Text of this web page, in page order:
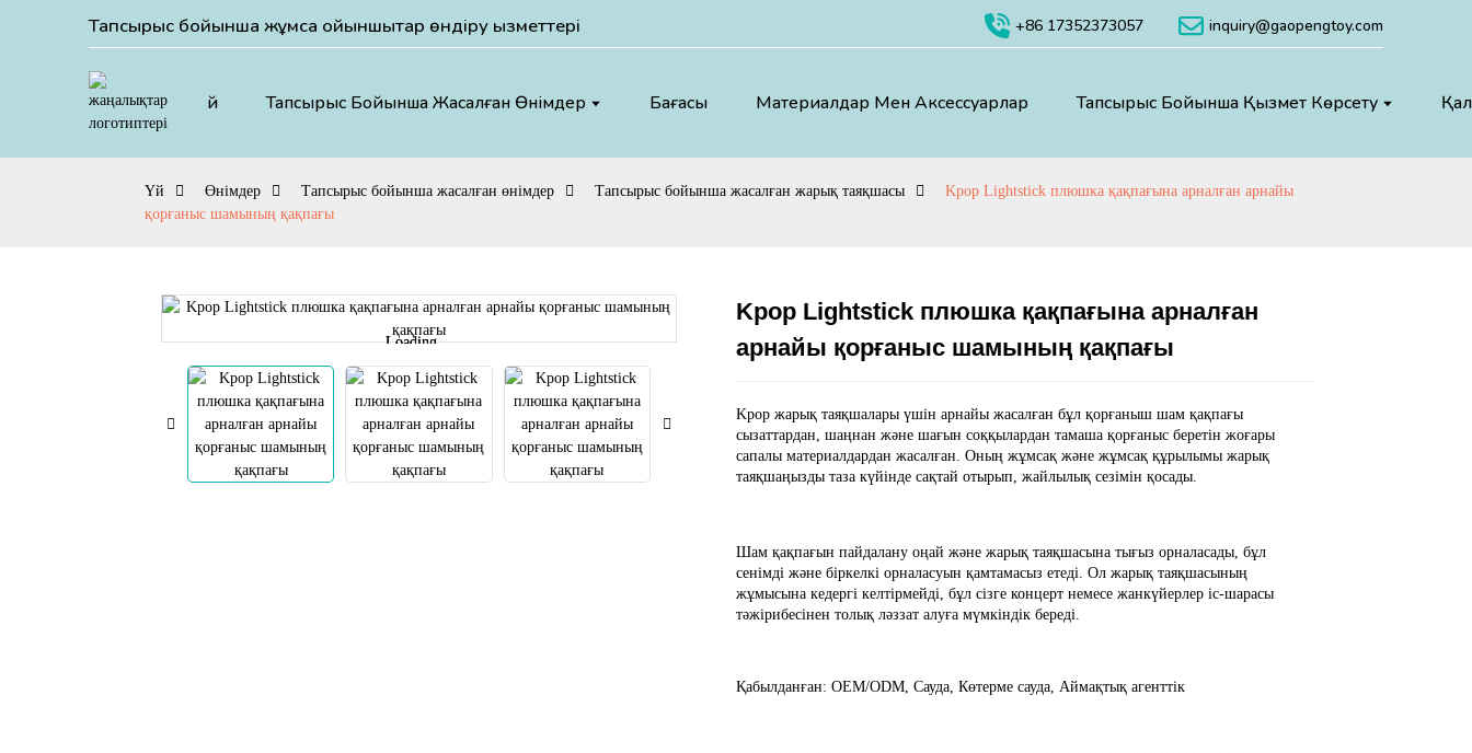
Тапсырыс бойынша жұмсақ ойыншықтар өндіру қызметтері +86 17352373057 inquiry@gaopengtoy.com
Үй Тапсырыс Бойынша Жасалған Өнімдер Бағасы Материалдар Мен Аксессуарлар Тапсырыс Бойынша Қызмет Көрсету
Үй Өнімдер Тапсырыс бойынша жасалған өнімдер Тапсырыс бойынша жасалған жарық таяқшасы
Kpop Lightstick плюшка қақпағына арналған арнайы
қорғаныс шамының қақпағы
Loading...
Loading... Loading...
Loading...
Kpop Lightstick плюшка қақпағына арналған
арнайы қорғаныс шамының қақпағы
Kpop жарық таяқшалары үшін арнайы жасалған бұл қорғаныш шам қақпағы
сызаттардан, шаңнан және шағын соққылардан тамаша қорғаныс беретін жоғары
сапалы материалдардан жасалған. Оның жұмсақ және жұмсақ құрылымы жарық
таяқшаңызды таза күйінде сақтай отырып, жайлылық сезімін қосады.
Шам қақпағын пайдалану оңай және жарық таяқшасына тығыз орналасады, бұл
сенімді және біркелкі орналасуын қамтамасыз етеді. Ол жарық таяқшасының
жұмысына кедергі келтірмейді, бұл сізге концерт немесе жанкүйерлер іс-шарасы
тәжірибесінен толық ләззат алуға мүмкіндік береді.
Қабылданған: OEM/ODM, Сауда, Көтерме сауда, Аймақтық агенттік